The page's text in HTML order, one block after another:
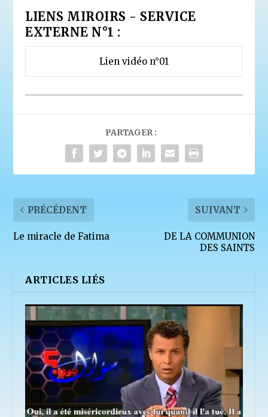
LIENS MIROIRS - SERVICE
EXTERNE N°1 :
Lien vidéo n°01
PARTAGER :
PRÉCÉDENT
Le miracle de Fatima
SUIVANT
DE LA COMMUNION
DES SAINTS
ARTICLES LIÉS